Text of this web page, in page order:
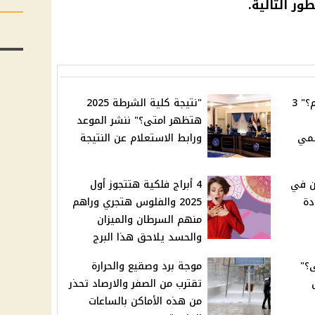
التالية.
"إجازة نصف العام كام يوم؟" 3
رسمي
"نتيجة كلية الشرطة 2025
هتظهر امتى؟" ننشر الموعد
ورابط الاستعلام عن النتيجة
في
4 أبراج فلكية هتتجوز أول
2025 والفلوس هتجري وراهم
منهم السرطان والميزان
والحسد يلاحق هذا البرج
موجة برد وصقيع والحرارة
تقترب من الصفر والارصاد تحذر
من هذه الأماكن بالساعات